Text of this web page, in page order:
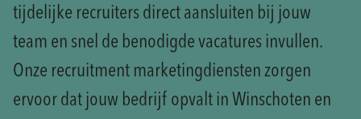
tijdelijke recruiters direct aansluiten bij jouw
team en snel de benodigde vacatures invullen.
Onze recruitment marketingdiensten zorgen
ervoor dat jouw bedrijf opvalt in Winschoten en